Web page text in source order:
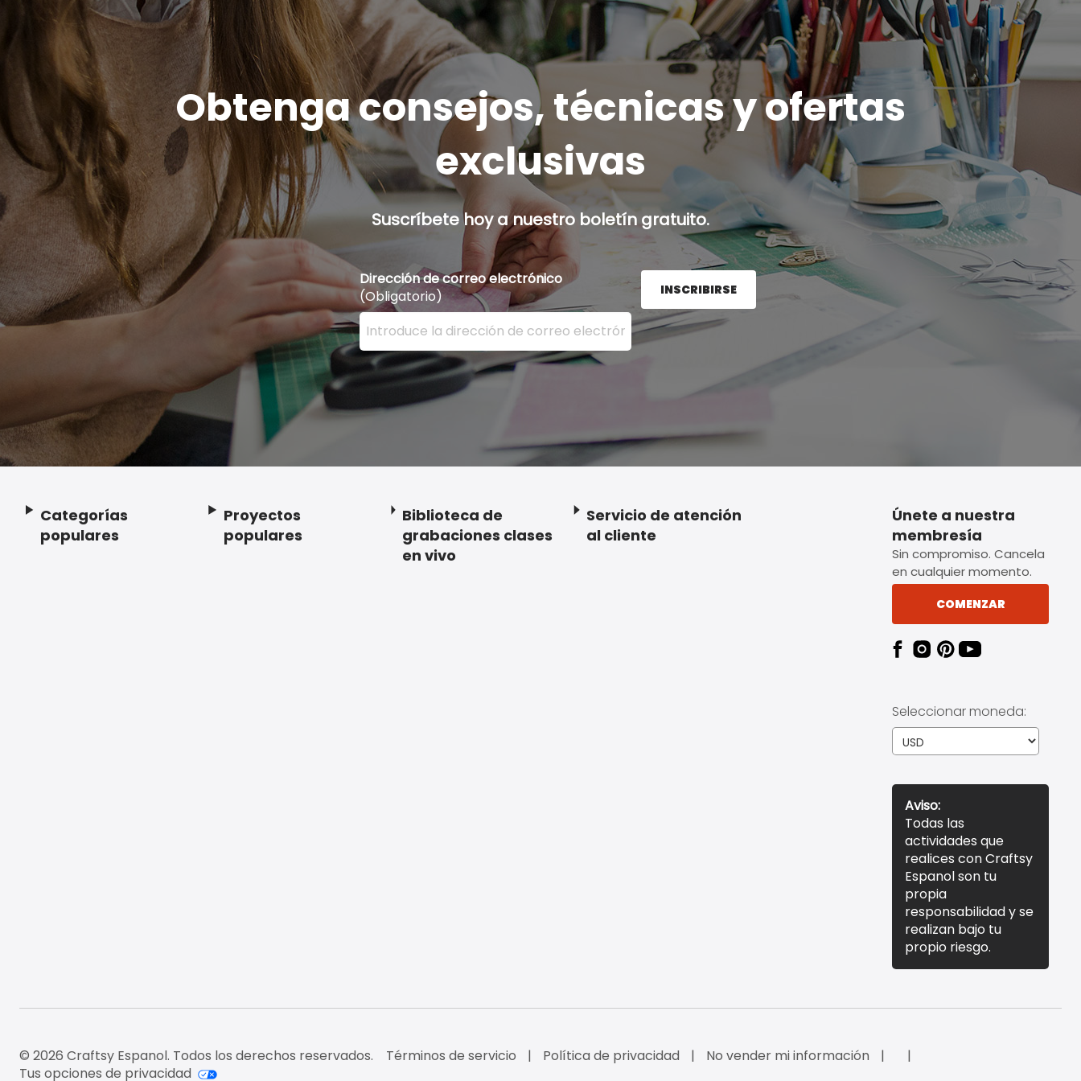
Obtenga consejos, técnicas y ofertas
exclusivas
Suscríbete hoy a nuestro boletín gratuito.
Dirección de correo electrónico
(Obligatorio)
Ingrese su dirección de correo electrónico aquí y presione el botón Registrarse.
INSCRIBIRSE
Footer
Categorías
populares
Proyectos
populares
Biblioteca de
grabaciones clases
en vivo
Servicio de atención
al cliente
Únete a nuestra
membresía
Sin compromiso. Cancela
en cualquier momento.
COMENZAR
Seleccionar moneda:
Aviso:
Todas las
actividades que
realices con Craftsy
Espanol son tu
propia
responsabilidad y se
realizan bajo tu
propio riesgo.
© 2026 Craftsy Espanol. Todos los derechos reservados. Términos de servicio Política de privacidad
No vender mi información
Tus opciones de privacidad